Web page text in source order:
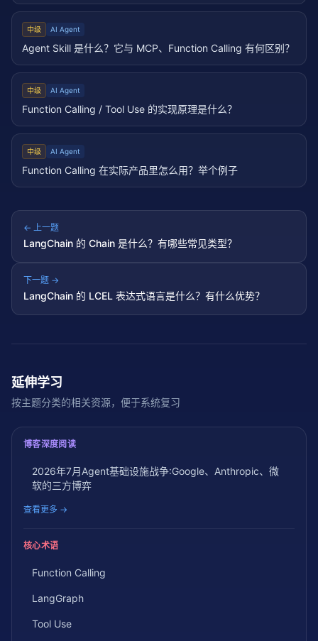
中级 AI Agent
Agent Skill 是什么？它与 MCP、Function Calling 有何区别？
中级 AI Agent
Function Calling / Tool Use 的实现原理是什么？
中级 AI Agent
Function Calling 在实际产品里怎么用？举个例子
← 上一题
LangChain 的 Chain 是什么？有哪些常见类型？
下一题 →
LangChain 的 LCEL 表达式语言是什么？有什么优势？
延伸学习
按主题分类的相关资源，便于系统复习
博客深度阅读
2026年7月Agent基础设施战争:Google、Anthropic、微
软的三方博弈
查看更多 →
核心术语
Function Calling
LangGraph
Tool Use